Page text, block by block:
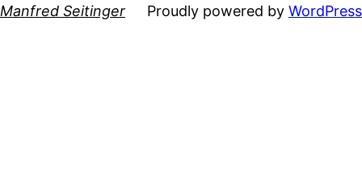
Manfred Seitinger Proudly powered by WordPress